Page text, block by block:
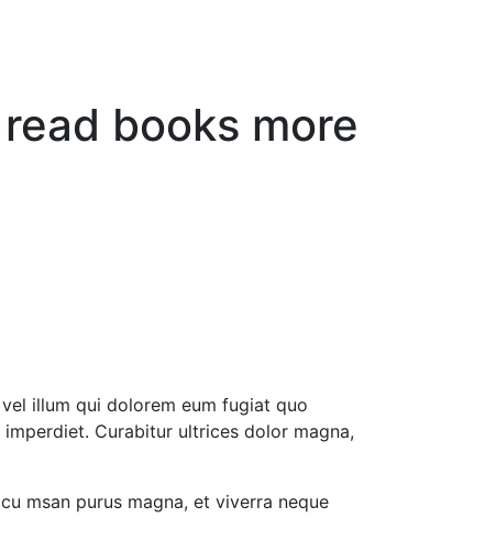
books more
illum qui dolorem eum fugiat quo
Curabitur ultrices dolor magna,
msan purus magna, et viverra neque